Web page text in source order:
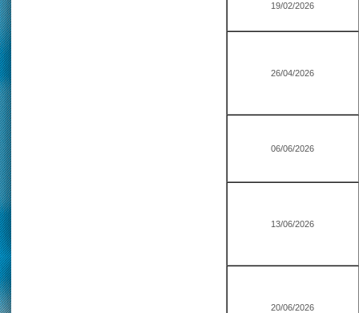
19/02/2026
26/04/2026
06/06/2026
13/06/2026
20/06/2026